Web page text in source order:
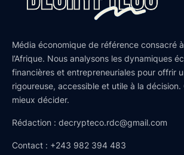
Média économique de référence consacré
l’Afrique. Nous analysons les dynamiques
financières et entrepreneuriales pour offrir
rigoureuse, accessible et utile à la
mieux décider.
Rédaction : decrypteco.rdc@gmail.com
Contact : +243 982 394 483